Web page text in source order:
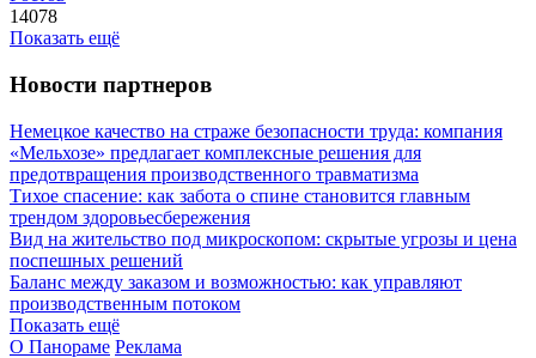
14078
Показать ещё
Новости партнеров
Немецкое качество на страже безопасности труда: компания
«Мельхозе» предлагает комплексные решения для
предотвращения производственного травматизма
Тихое спасение: как забота о спине становится главным
трендом здоровьесбережения
Вид на жительство под микроскопом: скрытые угрозы и цена
поспешных решений
Баланс между заказом и возможностью: как управляют
производственным потоком
Показать ещё
О Панораме Реклама